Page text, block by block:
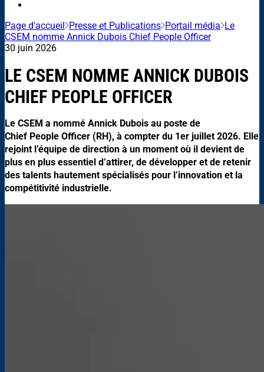
Page d'accueil Presse et Publications Portail média Le
CSEM nomme Annick Dubois Chief People Officer
30 juin 2026
LE CSEM NOMME ANNICK DUBOIS
CHIEF PEOPLE OFFICER
Le CSEM a nommé Annick Dubois au poste de
Chief People Officer (RH), à compter du 1er juillet 2026. Elle
rejoint l’équipe de direction à un moment où il devient de
plus en plus essentiel d’attirer, de développer et de retenir
des talents hautement spécialisés pour l’innovation et la
compétitivité industrielle.